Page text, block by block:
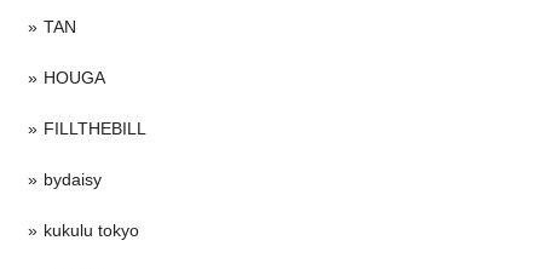
TAN
HOUGA
FILLTHEBILL
bydaisy
kukulu tokyo